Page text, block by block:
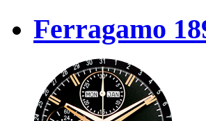
Ferragamo